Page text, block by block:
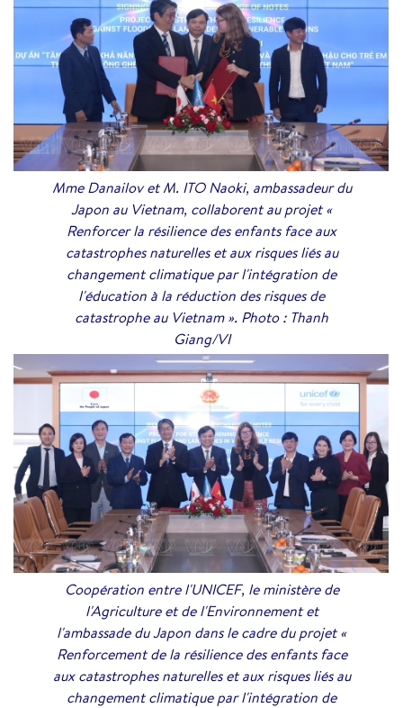
Mme Danailov et M. ITO Naoki, ambassadeur du
Japon au Vietnam, collaborent au projet «
Renforcer la résilience des enfants face aux
catastrophes naturelles et aux risques liés au
changement climatique par l'intégration de
l'éducation à la réduction des risques de
catastrophe au Vietnam ». Photo : Thanh
Giang/VI
Coopération entre l'UNICEF, le ministère de
l'Agriculture et de l'Environnement et
l'ambassade du Japon dans le cadre du projet «
Renforcement de la résilience des enfants face
aux catastrophes naturelles et aux risques liés au
changement climatique par l'intégration de